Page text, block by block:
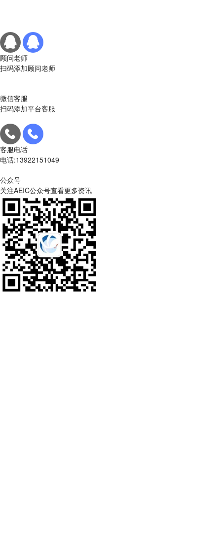
顾问老师
扫码添加顾问老师
微信客服
扫码添加平台客服
客服电话
电话:13922151049
公众号
关注AEIC公众号查看更多资讯